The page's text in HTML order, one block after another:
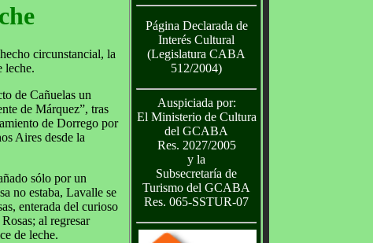
circunstancial, la
leche.
de Cañuelas un
de Márquez”, tras
de Dorrego por
Aires desde la
sólo por un
no estaba, Lavalle se
enterada del curioso
al regresar
de leche.
Página Declarada de
Interés Cultural
(Legislatura CABA
512/2004)
Auspiciada por:
El Ministerio de Cultura
del GCABA
Res. 2027/2005
y la
Subsecretaría de
Turismo del GCABA
Res. 065-SSTUR-07